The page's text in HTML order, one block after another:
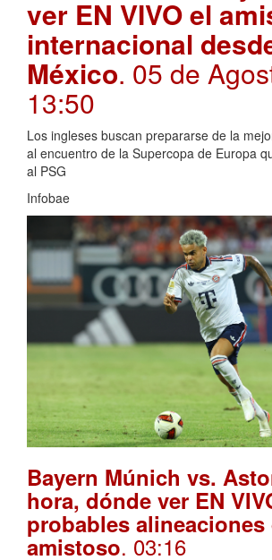
ver EN VIVO el
internacional
México. 05 de
13:50
Los ingleses buscan prepararse de la
al encuentro de la Supercopa de Europa
al PSG
Infobae
Bayern Múnich vs.
hora, dónde ver EN
probables alineaciones
amistoso. 03:16